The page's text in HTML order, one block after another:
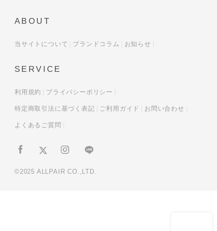
ABOUT
当サイトについて ブランドコラム お知らせ
SERVICE
利用規約 プライバシーポリシー
特定商取引法に基づく表記 ご利用ガイド お問い合わせ
よくあるご質問
©2025 ALLPAIR CO.,LTD.